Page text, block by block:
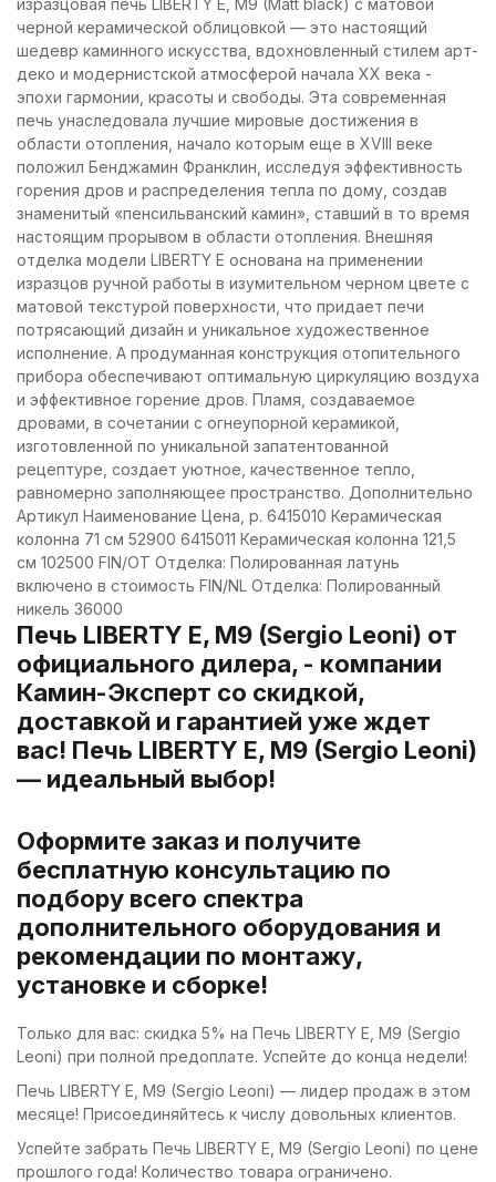
изразцовая печь LIBERTY E, M9 (Matt black) с матовой
черной керамической облицовкой — это настоящий
шедевр каминного искусства, вдохновленный стилем арт-
деко и модернистской атмосферой начала XX века -
эпохи гармонии, красоты и свободы. Эта современная
печь унаследовала лучшие мировые достижения в
области отопления, начало которым еще в XVIII веке
положил Бенджамин Франклин, исследуя эффективность
горения дров и распределения тепла по дому, создав
знаменитый «пенсильванский камин», ставший в то время
настоящим прорывом в области отопления. Внешняя
отделка модели LIBERTY E основана на применении
изразцов ручной работы в изумительном черном цвете с
матовой текстурой поверхности, что придает печи
потрясающий дизайн и уникальное художественное
исполнение. А продуманная конструкция отопительного
прибора обеспечивают оптимальную циркуляцию воздуха
и эффективное горение дров. Пламя, создаваемое
дровами, в сочетании с огнеупорной керамикой,
изготовленной по уникальной запатентованной
рецептуре, создает уютное, качественное тепло,
равномерно заполняющее пространство. Дополнительно
Артикул Наименование Цена, р. 6415010 Керамическая
колонна 71 см 52900 6415011 Керамическая колонна 121,5
см 102500 FIN/OT Отделка: Полированная латунь
включено в стоимость FIN/NL Отделка: Полированный
никель 36000
Печь LIBERTY E, M9 (Sergio Leoni) от
официального дилера, - компании
Камин-Эксперт со скидкой,
доставкой и гарантией уже ждет
вас! Печь LIBERTY E, M9 (Sergio Leoni)
— идеальный выбор!
Оформите заказ и получите
бесплатную консультацию по
подбору всего спектра
дополнительного оборудования и
рекомендации по монтажу,
установке и сборке!
Только для вас: скидка 5% на Печь LIBERTY E, M9 (Sergio
Leoni) при полной предоплате. Успейте до конца недели!
Печь LIBERTY E, M9 (Sergio Leoni) — лидер продаж в этом
месяце! Присоединяйтесь к числу довольных клиентов.
Успейте забрать Печь LIBERTY E, M9 (Sergio Leoni) по цене
прошлого года! Количество товара ограничено.